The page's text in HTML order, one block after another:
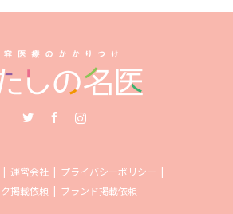
運営会社
プライバシーポリシー
掲載依頼
ブランド掲載依頼